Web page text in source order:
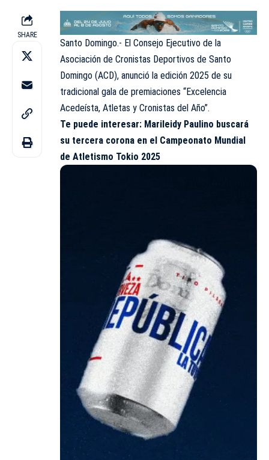
SHARE
Santo Domingo.- El Consejo Ejecutivo de la
Asociación de Cronistas Deportivos de Santo
Domingo (ACD), anunció la edición 2025 de su
tradicional gala de premiaciones “Excelencia
Acedeísta, Atletas y Cronistas del Año”.
Te puede interesar: Marileidy Paulino buscará
su tercera corona en el Campeonato Mundial
de Atletismo Tokio 2025